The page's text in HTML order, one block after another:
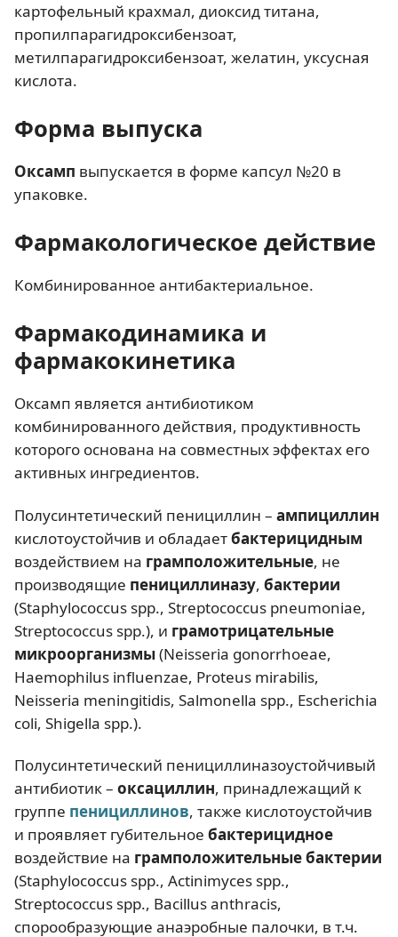
картофельный крахмал, диоксид титана,
пропилпарагидроксибензоат,
метилпарагидроксибензоат, желатин, уксусная
кислота.
Форма выпуска
Оксамп выпускается в форме капсул №20 в
упаковке.
Фармакологическое действие
Комбинированное антибактериальное.
Фармакодинамика и
фармакокинетика
Оксамп является антибиотиком
комбинированного действия, продуктивность
которого основана на совместных эффектах его
активных ингредиентов.
Полусинтетический пенициллин – ампициллин
кислотоустойчив и обладаетбактерицидным
воздействием на грамположительные, не
производящие пенициллиназу, бактерии
(Staphylococcus spp., Streptococcus pneumoniae,
Streptococcus spp.), и грамотрицательные
микроорганизмы(Neisseria gonorrhoeae,
Haemophilus influenzae, Proteus mirabilis,
Neisseria meningitidis, Salmonella spp., Escherichia
coli, Shigella spp.).
Полусинтетический пенициллиназоустойчивый
антибиотик – оксациллин, принадлежащий к
группе пенициллинов, также кислотоустойчив
и проявляет губительное бактерицидное
воздействие на грамположительные бактерии
(Staphylococcus spp., Actinimyces spp.,
Streptococcus spp., Bacillus anthracis,
спорообразующие анаэробные палочки, в т.ч.